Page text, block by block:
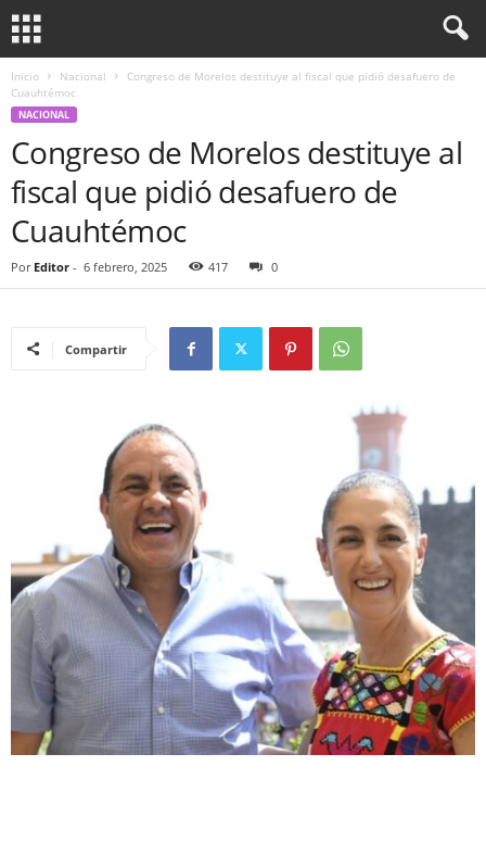
Inicio Nacional
Congreso de Morelos destituye al fiscal que pidió desafuero de
Cuauhtémoc
NACIONAL
Congreso de Morelos destituye al
fiscal que pidió desafuero de
Cuauhtémoc
Por Editor - 6 febrero, 2025 417 0
Compartir